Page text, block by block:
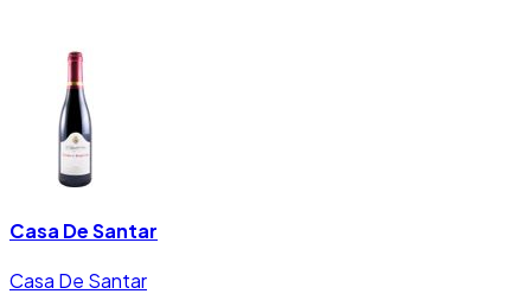
Casa De Santar
Casa De Santar